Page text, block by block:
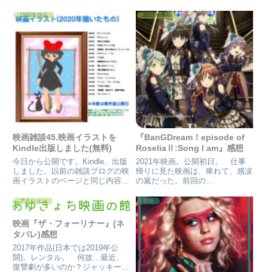
て良かった。 1は、大雪のシーン
が多い割には、方言を感じさせな
かった。冒頭から、大泉さんの笑
いをとるシーンがあり、劇中ク...
曜ロードショウでやったコナン
が、ノーカットではなかったの
で…。 ただ、真面目に観てい
なく、評価は、キッドが出てた事
と、...
1980年作品
映画雑談45.映画イラストを
Kindle出版しました(無料)
今日から公開です。Kindle、出版
しました。以前の雑談ブログの映
画イラストのページと同じ内容に
もので17〜18枚ほどです。前ブ
ログ→映画イラスト数点公開しま
す〜…が、それ以上に描いてはい
るので編集し、ページ...
2021年作品
『BanGDream！episode of
RoseliaⅡ:Song I am』感想
2021年映画。公開初日。 仕事
帰りに見た映画は、痺れて、感涙
の嵐だった。前回の
RoseliaⅠ:約束』の続き。ただ、
この1作だけでも見れるようにな
っている。其れも、前作同様。
其れでも、epis...
アクション
映画『ザ・フォーリナー』(ネ
タバレ)感想
2017年作品(日本では2019年公
開)。レンタル。 何故…最近、
復讐劇が多いのか？ジャッキーチ
映画